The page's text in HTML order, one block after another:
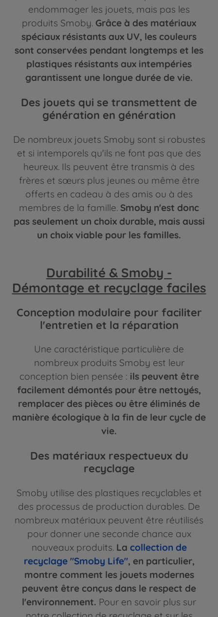
endommager les jouets, mais pas les
produits Smoby. Grâce à des matériaux
spéciaux résistants aux UV, les couleurs
sont conservées pendant longtemps et les
plastiques résistants aux intempéries
garantissent une longue durée de vie.
Des jouets qui se transmettent de
génération en génération
De nombreux jouets Smoby sont si robustes
et si intemporels qu'ils ne font pas que des
heureux. Ils peuvent être transmis à des
frères et sœurs plus jeunes ou même être
offerts en cadeau à des amis ou à des
membres de la famille. Smoby n'est donc
pas seulement un choix durable, mais aussi
un choix viable pour les familles.
Durabilité & Smoby -
Démontage et recyclage faciles
Conception modulaire pour faciliter
l'entretien et la réparation
Une caractéristique particulière de
nombreux produits Smoby est leur
conception bien pensée : ils peuvent être
facilement démontés pour être nettoyés,
remplacer des pièces ou être éliminés de
manière écologique à la fin de leur cycle de
vie.
Des matériaux respectueux du
recyclage
Smoby utilise des plastiques recyclables et
des processus de production durables. De
nombreux matériaux peuvent être réutilisés
pour donner une seconde chance aux
nouveaux produits. La collection de
recyclage "Smoby Life", en particulier,
montre comment les jouets modernes
peuvent être conçus dans le respect de
l'environnement. Pour en savoir plus sur